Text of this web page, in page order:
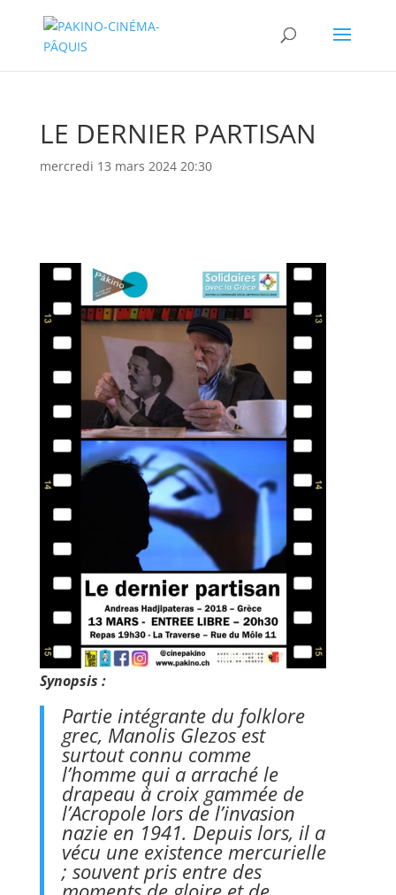
LE DERNIER PARTISAN
mercredi 13 mars 2024 20:30
Synopsis :
Partie intégrante du folklore
grec, Manolis Glezos est
surtout connu comme
l’homme qui a arraché le
drapeau à croix gammée de
l’Acropole lors de l’invasion
nazie en 1941. Depuis lors, il a
vécu une existence mercurielle
; souvent pris entre des